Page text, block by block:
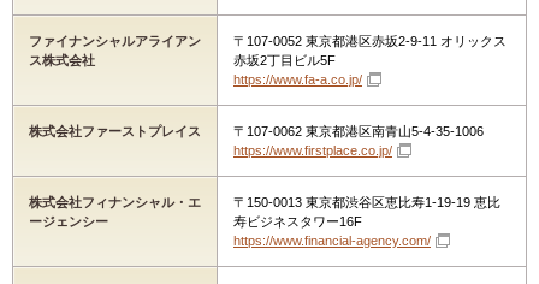
ファイナンシャルアライアン
ス株式会社
〒107-0052 東京都港区赤坂2-9-11 オリックス
赤坂2丁目ビル5F
https://www.fa-a.co.jp/
株式会社ファーストプレイス
〒107-0062 東京都港区南青山5-4-35-1006
https://www.firstplace.co.jp/
株式会社フィナンシャル・エ
ージェンシー
〒150-0013 東京都渋谷区恵比寿1-19-19 恵比
寿ビジネスタワー16F
https://www.financial-agency.com/